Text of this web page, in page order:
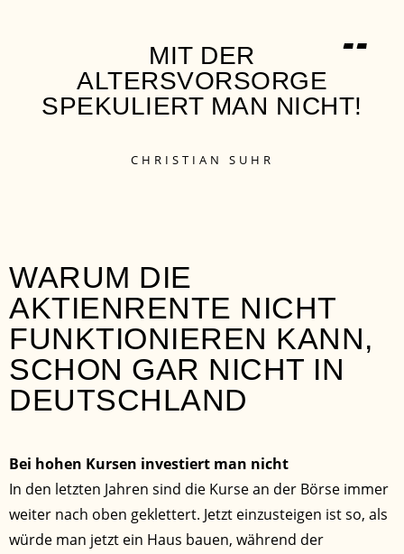
“
MIT DER
ALTERSVORSORGE
SPEKULIERT MAN NICHT!
CHRISTIAN SUHR
WARUM DIE
AKTIENRENTE NICHT
FUNKTIONIEREN KANN,
SCHON GAR NICHT IN
DEUTSCHLAND
Bei hohen Kursen investiert man nicht
In den letzten Jahren sind die Kurse an der Börse immer
weiter nach oben geklettert. Jetzt einzusteigen ist so, als
würde man jetzt ein Haus bauen, während der